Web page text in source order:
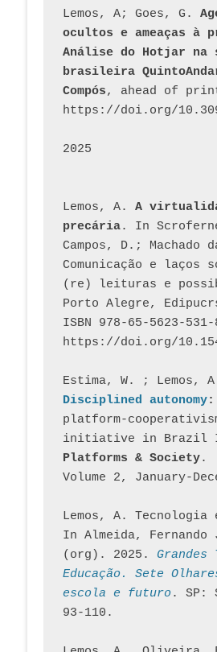
Lemos, A; Goes, G.
ocultos e ameaças à
Análise do Hotjar na
brasileira
Compós, ahead of
https://doi.org/
2025
Lemos, A. A
precária. In
Campos, D.;
Comunicação e laços
(re) leituras e
Porto Alegre,
ISBN 978-65-5623-531-
https://doi.org/
Estima, W. ; Lemos, A
Disciplined autonomy:
platform-
initiative in Brazil
Platforms & Society.
Volume 2, January-
Lemos, A. Tecnologia
In Almeida, Fernando
(org). 2025. Grandes
Educação. Sete
escola e futuro. SP:
93-110.